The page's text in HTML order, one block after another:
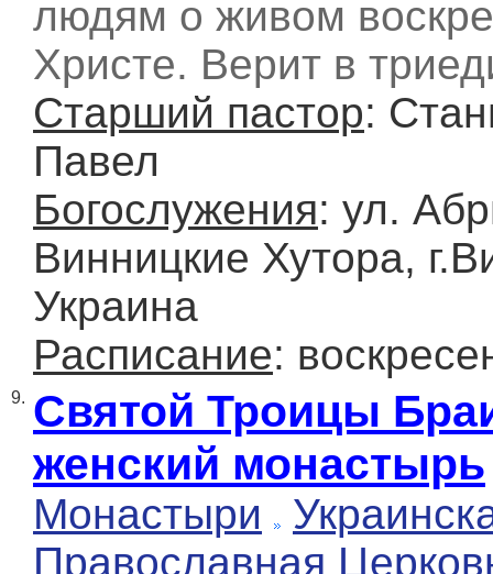
людям о живом
Христе. Верит в
Старший пастор:
Павел
Богослужения: ул.
Винницкие Хутора,
Украина
Расписание:
9. Святой Троицы
женский монастырь
Монастыри
Православная